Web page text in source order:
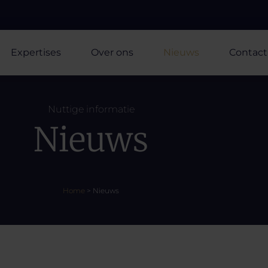
Expertises Over ons Nieuws Contact
Nuttige informatie
Nieuws
Home > Nieuws